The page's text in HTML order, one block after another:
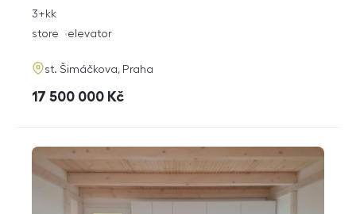
rozměry
disposition
3+kk
funkce
store elevator
adresa
st. Šimáčkova, Praha
cena
17 500 000 Kč